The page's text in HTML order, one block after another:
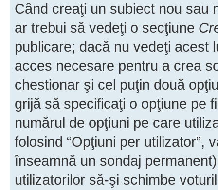
Când creaţi un subiect nou sau
ar trebui să vedeţi o secţiune
publicare; dacă nu vedeţi acest
acces necesare pentru a crea
chestionar şi cel puţin două
grijă să specificaţi o opţiune pe
numărul de opţiuni pe care
folosind “Opţiuni per utilizator”,
înseamnă un sondaj
utilizatorilor să-şi schimbe